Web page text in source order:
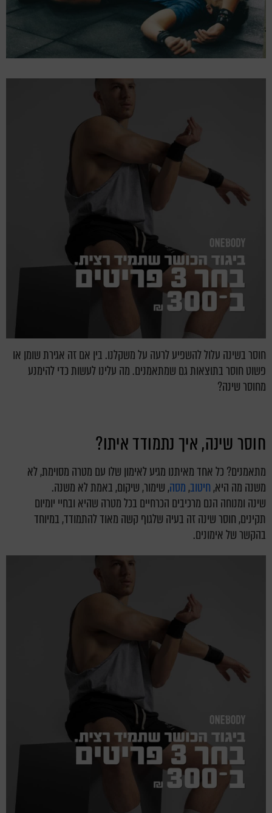
חוסר בשינה עלול להשפיע לרעה על משקלנו. בין אם זה אגירת שומן או
פשוט חוסר בתוצאות גם שמתאמנים. מה עלינו לעשות כדי להימנע
מחוסר שינה?
חוסר שינה, איך נתמודד איתו?
מתאמנים? כל אחד מאיתנו מגיע לאימון שלו עם מטרה מסוימת, לא
משנה מה היא,חיטוב,מסה, שימור, שיקום, באמת לא משנה.
שינה ומנוחה הנם מרכיבים הכרחיים בכל מטרה שהיא ובחיי יומיום
תקינים, חוסר שינה זה בעיה שלגוף קשה מאוד להתמודד, במיוחד
בהקשר של אימונים.